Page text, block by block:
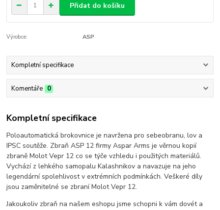
Přidat do košíku
Výrobce: ASP
Kompletní specifikace
Komentáře 0
Kompletní specifikace
Poloautomatická brokovnice je navržena pro sebeobranu, lov a
IPSC soutěže. Zbraň ASP 12 firmy Aspar Arms je věrnou kopií
zbraně Molot Vepr 12 co se týče vzhledu i použitých materiálů.
Vychází z lehkého samopalu Kalashnikov a navazuje na jeho
legendární spolehlivost v extrémních podmínkách. Veškeré díly
jsou zaměnitelné se zbraní Molot Vepr 12.
Jakoukoliv zbraň na našem eshopu jsme schopni k vám dovét a